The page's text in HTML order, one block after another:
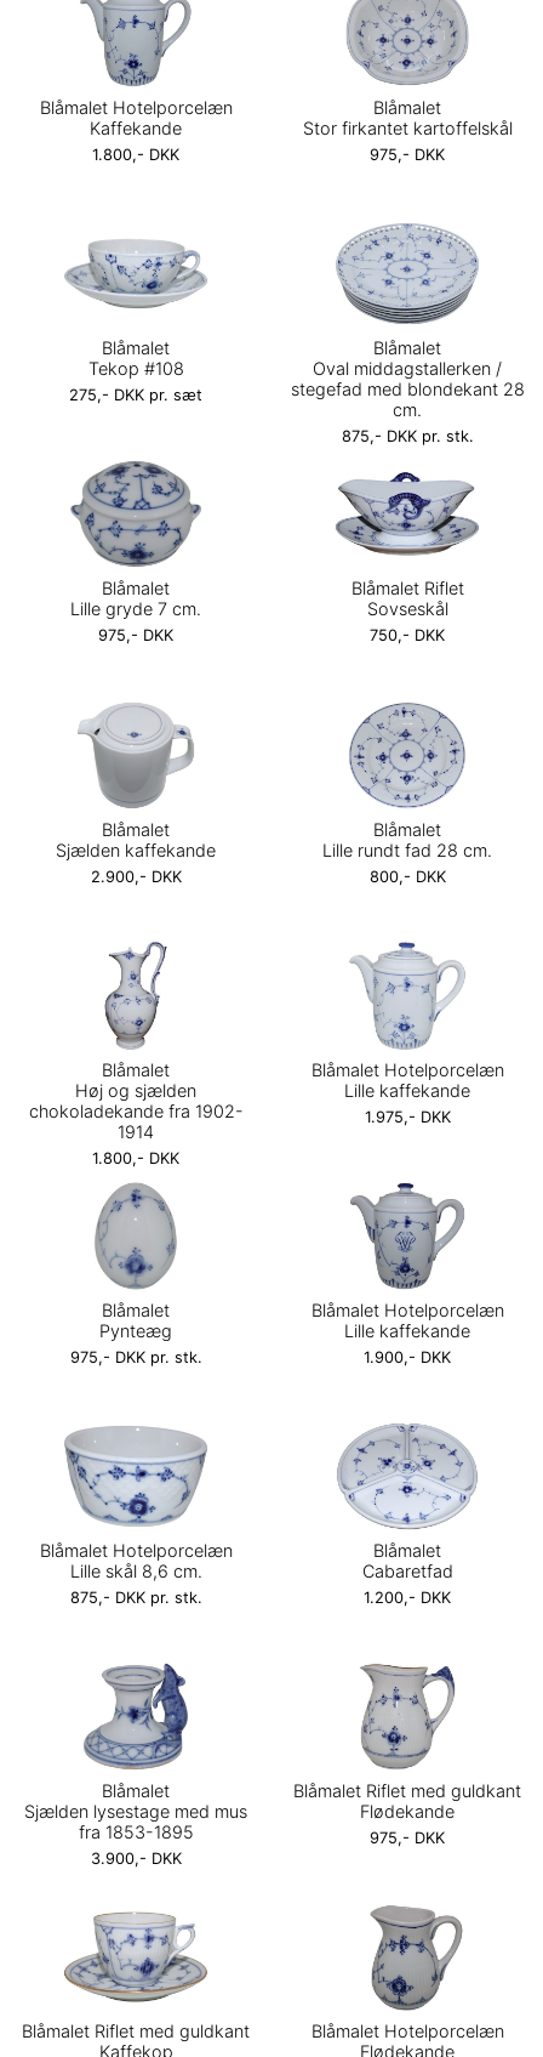
Blåmalet Hotelporcelæn
Kaffekande
1.800,- DKK
Blåmalet
Stor firkantet kartoffelskål
975,- DKK
Blåmalet
Tekop #108
275,- DKK pr. sæt
Blåmalet
Oval middagstallerken /
stegefad med blondekant 28
cm.
875,- DKK pr. stk.
Blåmalet
Lille gryde 7 cm.
975,- DKK
Blåmalet Riflet
Sovseskål
750,- DKK
Blåmalet
Sjælden kaffekande
2.900,- DKK
Blåmalet
Lille rundt fad 28 cm.
800,- DKK
Blåmalet
Høj og sjælden
chokoladekande fra 1902-
1914
1.800,- DKK
Blåmalet Hotelporcelæn
Lille kaffekande
1.975,- DKK
Blåmalet
Pynteæg
975,- DKK pr. stk.
Blåmalet Hotelporcelæn
Lille kaffekande
1.900,- DKK
Blåmalet Hotelporcelæn
Lille skål 8,6 cm.
875,- DKK pr. stk.
Blåmalet
Cabaretfad
1.200,- DKK
Blåmalet
Sjælden lysestage med mus
fra 1853-1895
3.900,- DKK
Blåmalet Riflet med guldkant
Flødekande
975,- DKK
Blåmalet Riflet med guldkant
Kaffekop
Blåmalet Hotelporcelæn
Flødekande